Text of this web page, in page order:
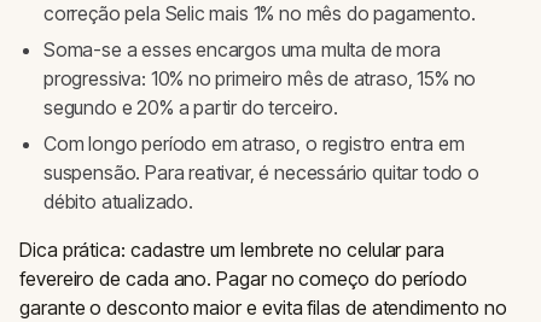
correção pela Selic mais 1% no mês do pagamento.
Soma-se a esses encargos uma multa de mora
progressiva: 10% no primeiro mês de atraso, 15% no
segundo e 20% a partir do terceiro.
Com longo período em atraso, o registro entra em
suspensão. Para reativar, é necessário quitar todo o
débito atualizado.
Dica prática: cadastre um lembrete no celular para
fevereiro de cada ano. Pagar no começo do período
garante o desconto maior e evita filas de atendimento no